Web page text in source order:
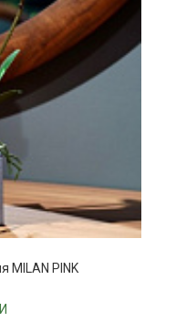
MILAN PINK